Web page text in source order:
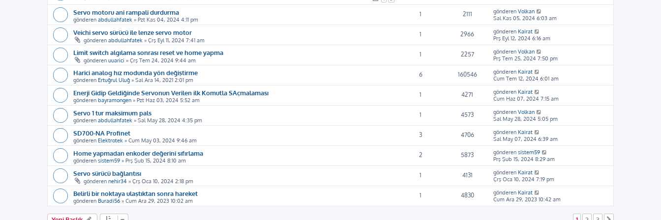
Servo motoru ani rampali durdurma
gönderen abdullahfatek » Pzt Kas 04, 2024 4:11 pm
1 2111 gönderen Volkan
Sal Kas 05, 2024 6:03 am
Veichi servo sürücü ile lenze servo motor
gönderen abdullahfatek » Çrş Eyl 11, 2024 7:41 am
1 2966 gönderen Kairat
Prş Eyl 12, 2024 6:16 am
Limit switch algılama sonrası reset ve home yapma
gönderen uuarici » Çrş Tem 24, 2024 9:44 am
1 2257 gönderen Volkan
Prş Tem 25, 2024 7:50 pm
Harici analog hız modunda yön değiştirme
gönderen Ertuğrul Uluğ » Sal Ara 14, 2021 2:01 pm
6 160546 gönderen Kairat
Cum Tem 12, 2024 6:01 am
Enerji Gidip Geldiğinde Servonun Verilen ilk Komutla SAçmalaması
gönderen bayramongen » Pzt Haz 03, 2024 5:52 am
1 4271 gönderen Kairat
Cum Haz 07, 2024 7:15 am
Servo 1 tur maksimum pals
gönderen abdullahfatek » Sal May 28, 2024 4:35 pm
1 4573 gönderen Volkan
Sal May 28, 2024 5:05 pm
SD700-NA Profinet
gönderen Elektrotek » Cum May 03, 2024 9:46 am
3 4706 gönderen Kairat
Sal May 07, 2024 6:39 am
Home yapmadan enkoder değerini sıfırlama
gönderen sistem59 » Prş Şub 15, 2024 8:10 am
2 5873 gönderen sistem59
Prş Şub 15, 2024 8:29 am
Servo sürücü bağlantısı
gönderen nehir34 » Çrş Oca 10, 2024 2:18 pm
1 4131 gönderen Kairat
Çrş Oca 10, 2024 7:19 pm
Belirli bir noktaya ulaştıktan sonra hareket
gönderen Buradi56 » Cum Ara 29, 2023 10:02 am
1 4830 gönderen Kairat
Cum Ara 29, 2023 10:42 am